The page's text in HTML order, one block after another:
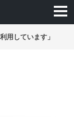
用しています」